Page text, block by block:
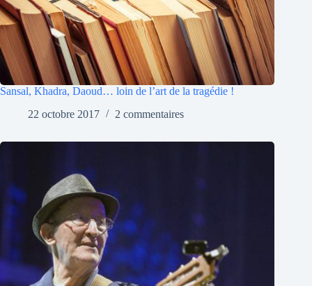
Sansal, Khadra, Daoud… loin de l’art de la tragédie !
22 octobre 2017
2 commentaires